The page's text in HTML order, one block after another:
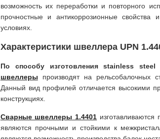
возможность их переработки и повторного
прочностные и антикоррозионные свойства
условиях.
Характеристики швеллера UPN
По способу изготовления stainless steel
швеллеры производят на рельсобалочных
Данный вид профилей отличается высокими
конструкциях.
Сварные швеллеры 1.4401
являются прочными и стойкими к